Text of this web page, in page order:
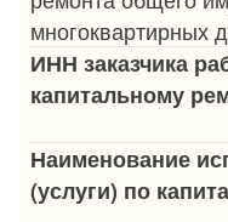
многоквартирных
ИНН заказчика
капитальному
Наименование
(услуги) по